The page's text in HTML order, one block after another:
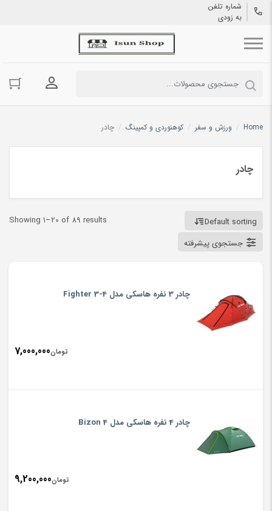
شماره تلفن
به زودی
ورود به
Home
/ ورزش و سفر / کوهنوردی و کمپینگ / چادر
چادر
Showing 1–20 of 89 results
Default sorting
جستجوی پیشرفته
چادر 3 نفره هاسکی مدل Fighter 3-4
تومان7,000,000
چادر 4 نفره هاسکی مدل Bizon 4
تومان9,200,000